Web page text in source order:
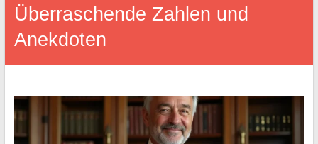
Überraschende Zahlen und
Anekdoten